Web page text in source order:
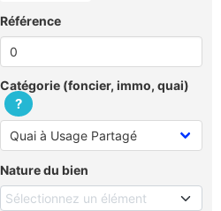
Référence
Catégorie (foncier, immo, quai)
?
Nature du bien
Sélectionnez un élément